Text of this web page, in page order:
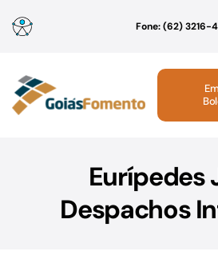
para
conteúdo
Fone: (62) 3216-
Linhas de Crédito
Eurípedes
Despachos